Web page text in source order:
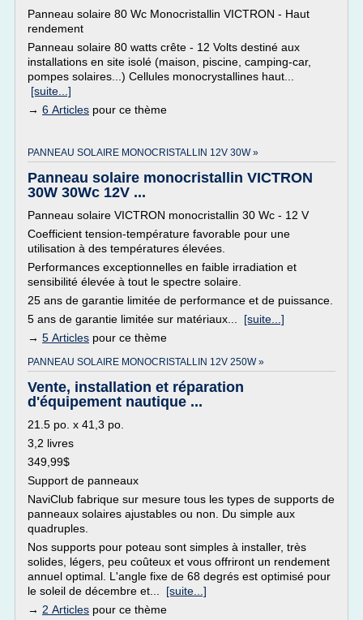
Panneau solaire 80 Wc Monocristallin VICTRON - Haut
rendement
Panneau solaire 80 watts crête - 12 Volts destiné aux
installations en site isolé (maison, piscine, camping-car,
pompes solaires...) Cellules monocrystallines haut...
[suite...]
→ 6 Articles pour ce thème
PANNEAU SOLAIRE MONOCRISTALLIN 12V 30W »
Panneau solaire monocristallin VICTRON
30W 30Wc 12V ...
Panneau solaire VICTRON monocristallin 30 Wc - 12 V
Coefficient tension-température favorable pour une
utilisation à des températures élevées.
Performances exceptionnelles en faible irradiation et
sensibilité élevée à tout le spectre solaire.
25 ans de garantie limitée de performance et de puissance.
5 ans de garantie limitée sur matériaux... [suite...]
→ 5 Articles pour ce thème
PANNEAU SOLAIRE MONOCRISTALLIN 12V 250W »
Vente, installation et réparation
d'équipement nautique ...
21.5 po. x 41,3 po.
3,2 livres
349,99$
Support de panneaux
NaviClub fabrique sur mesure tous les types de supports de
panneaux solaires ajustables ou non. Du simple aux
quadruples.
Nos supports pour poteau sont simples à installer, très
solides, légers, peu coûteux et vous offriront un rendement
annuel optimal. L'angle fixe de 68 degrés est optimisé pour
le soleil de décembre et... [suite...]
→ 2 Articles pour ce thème